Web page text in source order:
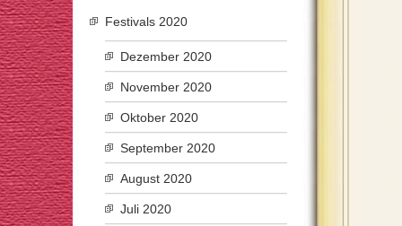
Festivals 2020
Dezember 2020
November 2020
Oktober 2020
September 2020
August 2020
Juli 2020